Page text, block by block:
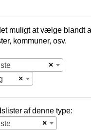
muligt at vælge blandt
kommuner, osv.
×
×
af denne type:
×